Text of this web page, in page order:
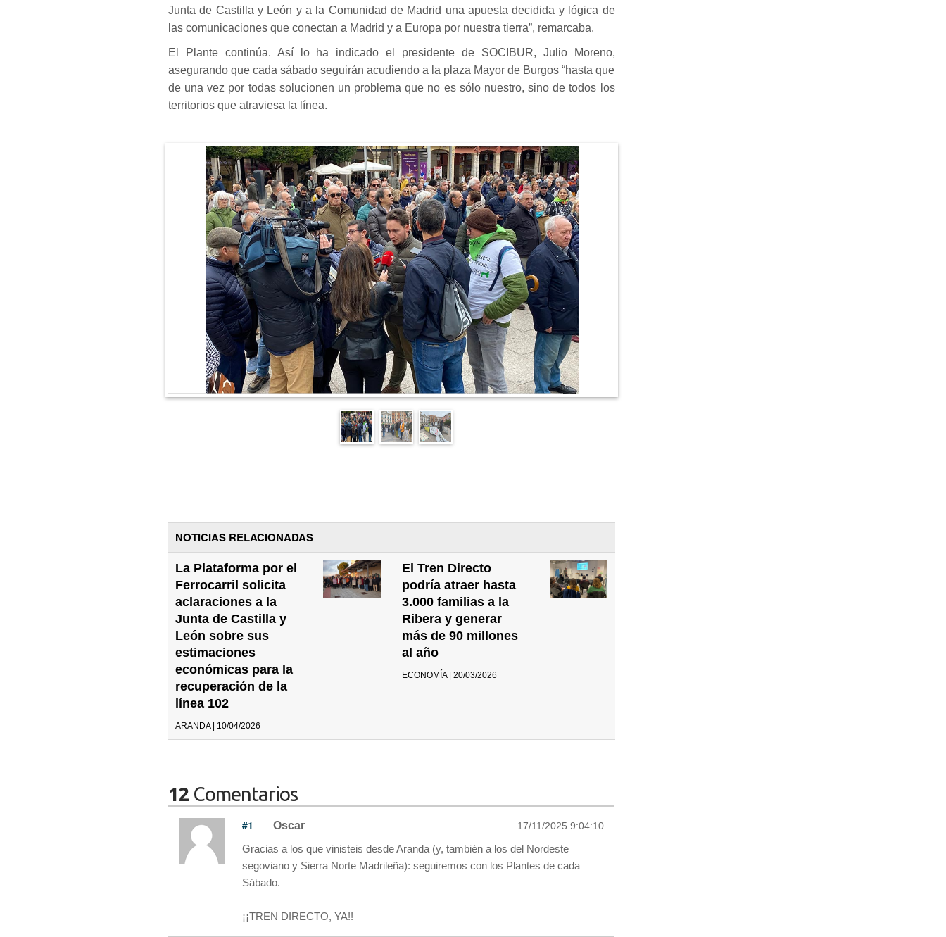
Junta de Castilla y León y a la Comunidad de Madrid una apuesta decidida y lógica de
las comunicaciones que conectan a Madrid y a Europa por nuestra tierra”, remarcaba.
El Plante continúa. Así lo ha indicado el presidente de SOCIBUR, Julio Moreno,
asegurando que cada sábado seguirán acudiendo a la plaza Mayor de Burgos “hasta que
de una vez por todas solucionen un problema que no es sólo nuestro, sino de todos los
territorios que atraviesa la línea.
NOTICIAS RELACIONADAS
La Plataforma por el
Ferrocarril solicita
aclaraciones a la
Junta de Castilla y
León sobre sus
estimaciones
económicas para la
recuperación de la
línea 102
ARANDA | 10/04/2026
El Tren Directo
podría atraer hasta
3.000 familias a la
Ribera y generar
más de 90 millones
al año
ECONOMÍA | 20/03/2026
12 Comentarios
#1 Oscar 17/11/2025 9:04:10
Gracias a los que vinisteis desde Aranda (y, también a los del Nordeste
segoviano y Sierra Norte Madrileña): seguiremos con los Plantes de cada
Sábado.
¡¡TREN DIRECTO, YA!!